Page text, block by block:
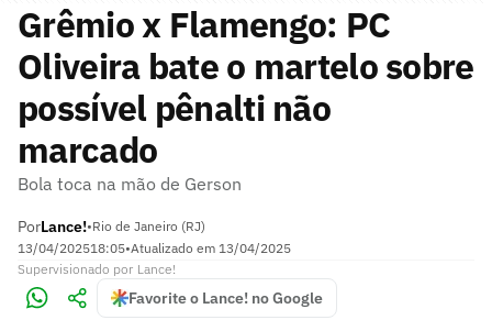
Grêmio x Flamengo: PC
Oliveira bate o martelo sobre
possível pênalti não
marcado
Bola toca na mão de Gerson
PorLance!•Rio de Janeiro (RJ)
13/04/202518:05•Atualizado em 13/04/2025
Supervisionado por Lance!
Favorite o Lance! no Google